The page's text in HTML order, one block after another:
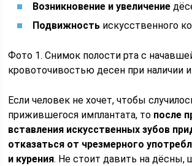
Возникновение и увеличение
Подвижность искусственного
Фото 1. Снимок полости рта с
кровоточивостью десен при наличии
Если человек не хочет, чтобы
прижившегося имплантата, то после
вставления искусственных зубов
отказаться от чрезмерного
и курения. Не стоит давить на дёсны,